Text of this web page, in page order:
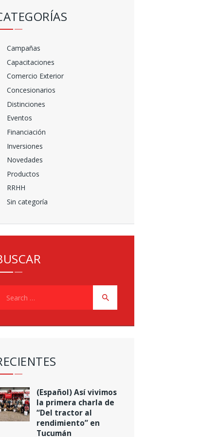
Campañas
Capacitaciones
Comercio Exterior
Concesionarios
Distinciones
Eventos
Financiación
Inversiones
Novedades
Productos
RRHH
Sin categoría
(Español) Así vivimos
la primera charla de
“Del tractor al
rendimiento” en
Tucumán